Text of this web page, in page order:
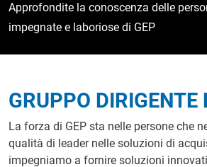
Approfondite la conoscenza delle
impegnate e laboriose di GEP
GRUPPO DIRIGENTE
La forza di GEP sta nelle persone che
qualità di leader nelle soluzioni di
impegniamo a fornire soluzioni